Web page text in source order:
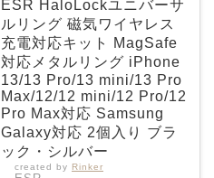
ESR HaloLockユニバーサ
ルリング 磁気ワイヤレス
充電対応キット MagSafe
対応メタルリング iPhone
13/13 Pro/13 mini/13 Pro
Max/12/12 mini/12 Pro/12
Pro Max対応 Samsung
Galaxy対応 2個入り ブラ
ック・シルバー
created by Rinker